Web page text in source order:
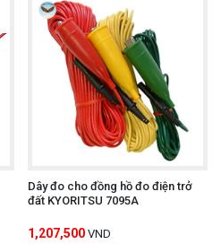
Dây đo cho đồng hồ đo điện trở
đất KYORITSU 7095A
1,207,500 VND